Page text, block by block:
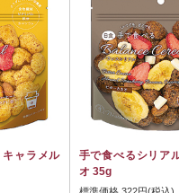
ャラメル
手で食べるシリア
オ 35g